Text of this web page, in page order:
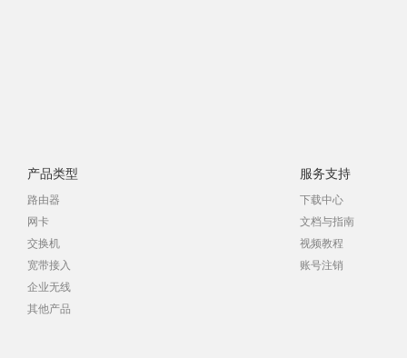
产品类型
路由器
网卡
交换机
宽带接入
企业无线
其他产品
服务支持
下载中心
文档与指南
视频教程
账号注销